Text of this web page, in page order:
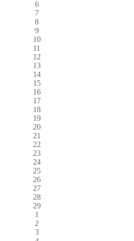
6
7
8
9
10
11
12
13
14
15
16
17
18
19
20
21
22
23
24
25
26
27
28
29
1
2
3